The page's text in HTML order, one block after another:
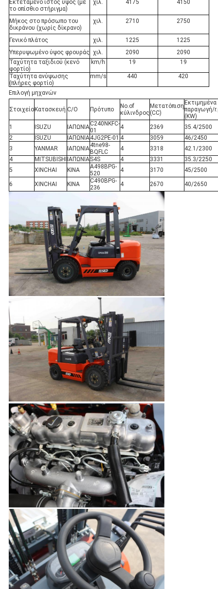
Εκτεταμένο ιστός ύψος (με
το οπίσθιο στήριγμα)
χιλ. 4175 4150
Μήκος στο πρόσωπο του
δικράνου (χωρίς δίκρανο)
χιλ. 2710 2750
Γενικό πλάτος χιλ. 1225
1225
Υπερυψωμένο ύψος φρουράς
χιλ. 2090
2090
Ταχύτητα ταξιδιού (κενό
φορτίο)
km/h 19 19
Ταχύτητα ανύψωσης
(πλήρες φορτίο)
mm/s 440 420
Επιλογή μηχανών
Στοιχείο Κατασκευή C/O Πρότυπο
No.of
κύλινδρος
Μετατόπιση
(CC)
Εκτιμημένα
παραγωγή/
(KW)
1
ISUZU ΙΑΠΩΝΙΑC240NKFC-
01
4 2369
35.4/2500
2
ISUZU ΙΑΠΩΝΙΑ4JG2PE-01 4 3059
46/2450
3
YANMAR ΙΑΠΩΝΙΑ4tne98-
BQFLC
4 3318
42.1/2300
4
MITSUBISHI ΙΑΠΩΝΙΑS4S 4 3331
35.3/2250
5
XINCHAI ΚΙΝΑ
A498BPG-
520
4 3170 45/2500
6 XINCHAI ΚΙΝΑ
C490BPG-
236
4 2670 40/2650